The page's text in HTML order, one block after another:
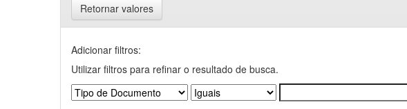
Retornar valores
Adicionar filtros:
Utilizar filtros para refinar o resultado de busca.